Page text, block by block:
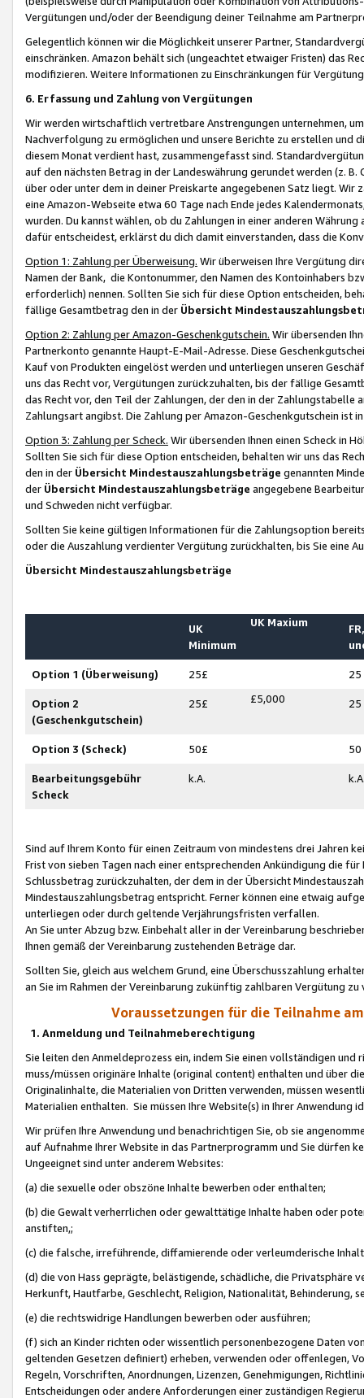
Vergütungen und/oder der Beendigung deiner Teilnahme am
Gelegentlich können wir die Möglichkeit unserer Partner,
einschränken. Amazon behält sich (ungeachtet etwaiger Fristen) das
modifizieren. Weitere Informationen zu Einschränkungen für
6. Erfassung und Zahlung von Vergütungen
Wir werden wirtschaftlich vertretbare Anstrengungen unternehmen,
Nachverfolgung zu ermöglichen und unsere Berichte zu erstellen und
diesem Monat verdient hast, zusammengefasst sind.
auf den nächsten Betrag in der Landeswährung gerundet werden (z.
über oder unter dem in deiner Preiskarte angegebenen Satz liegt.
eine Amazon-Webseite etwa 60 Tage nach Ende jedes
wurden. Du kannst wählen, ob du Zahlungen in einer anderen
dafür entscheidest, erklärst du dich damit einverstanden, dass die
Option 1: Zahlung per Überweisung. Wir überweisen Ihre Vergütung
Namen der Bank, die Kontonummer, den Namen des Kontoinhabers
erforderlich) nennen. Sollten Sie sich für diese Option entscheiden,
fällige Gesamtbetrag den in der Übersicht
Option 2: Zahlung per Amazon-Geschenkgutschein. Wir übersenden
Partnerkonto genannte Haupt-E-Mail-Adresse. Diese
Kauf von Produkten eingelöst werden und unterliegen unseren
uns das Recht vor, Vergütungen zurückzuhalten, bis der fällige
das Recht vor, den Teil der Zahlungen, der den in der
Zahlungsart angibst. Die Zahlung per Amazon-Geschenkgutschein ist
Option 3: Zahlung per Scheck. Wir übersenden Ihnen einen Scheck in
Sollten Sie sich für diese Option entscheiden, behalten wir uns das
den in der Übersicht Mindestauszahlungsbeträge genannten
der Übersicht Mindestauszahlungsbeträge angegebene
und Schweden nicht verfügbar.
Sollten Sie keine gültigen Informationen für die Zahlungsoption
oder die Auszahlung verdienter Vergütung zurückhalten, bis Sie
Übersicht Mindestauszahlungsbeträge
UK
Minimum
UK Maxium
Option 1 (Überweisung) 25£ 25
Option 2
(Geschenkgutschein)
25£ £5,000 25
Option 3 (Scheck) 50£ 50
Bearbeitungsgebühr
Scheck
k.A.
Sind auf Ihrem Konto für einen Zeitraum von mindestens drei Jahren
Frist von sieben Tagen nach einer entsprechenden Ankündigung die
Schlussbetrag zurückzuhalten, der dem in der Übersicht
Mindestauszahlungsbetrag entspricht. Ferner können eine etwaig
unterliegen oder durch geltende Verjährungsfristen verfallen.
An Sie unter Abzug bzw. Einbehalt aller in der Vereinbarung
Ihnen gemäß der Vereinbarung zustehenden Beträge dar.
Sollten Sie, gleich aus welchem Grund, eine Überschusszahlung
an Sie im Rahmen der Vereinbarung zukünftig zahlbaren Vergütung zu
Voraussetzungen für die Teilnahme
1. Anmeldung und Teilnahmeberechtigung
Sie leiten den Anmeldeprozess ein, indem Sie einen vollständigen
muss/müssen originäre Inhalte (original content) enthalten und über
Originalinhalte, die Materialien von Dritten verwenden, müssen
Materialien enthalten. Sie müssen Ihre Website(s) in Ihrer Anwendung
Wir prüfen Ihre Anwendung und benachrichtigen Sie, ob sie
auf Aufnahme Ihrer Website in das Partnerprogramm und Sie dürfen
Ungeeignet sind unter anderem Websites:
(a) die sexuelle oder obszöne Inhalte bewerben oder enthalten;
(b) die Gewalt verherrlichen oder gewalttätige Inhalte haben oder
anstiften,;
(c) die falsche, irreführende, diffamierende oder verleumderische
(d) die von Hass geprägte, belästigende, schädliche, die Privatsphäre
Herkunft, Hautfarbe, Geschlecht, Religion, Nationalität, Behinderung,
(e) die rechtswidrige Handlungen bewerben oder ausführen;
(f) sich an Kinder richten oder wissentlich personenbezogene Daten
geltenden Gesetzen definiert) erheben, verwenden oder offenlegen,
Regeln, Vorschriften, Anordnungen, Lizenzen, Genehmigungen,
Entscheidungen oder andere Anforderungen einer zuständigen